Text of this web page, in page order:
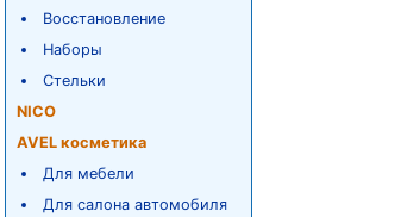
Восстановление
Наборы
Стельки
NICO
AVEL косметика
Для мебели
Для салона автомобиля